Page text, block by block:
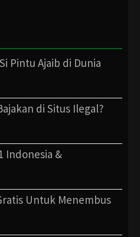
Pintu Ajaib di Dunia
di Situs Ilegal?
Indonesia &
Untuk Menembus